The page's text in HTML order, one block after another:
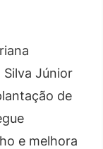
Silva Júnior
de
e melhora